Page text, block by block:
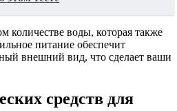
количестве воды, которая также
питание обеспечит
внешний вид, что сделает ваши
средств для